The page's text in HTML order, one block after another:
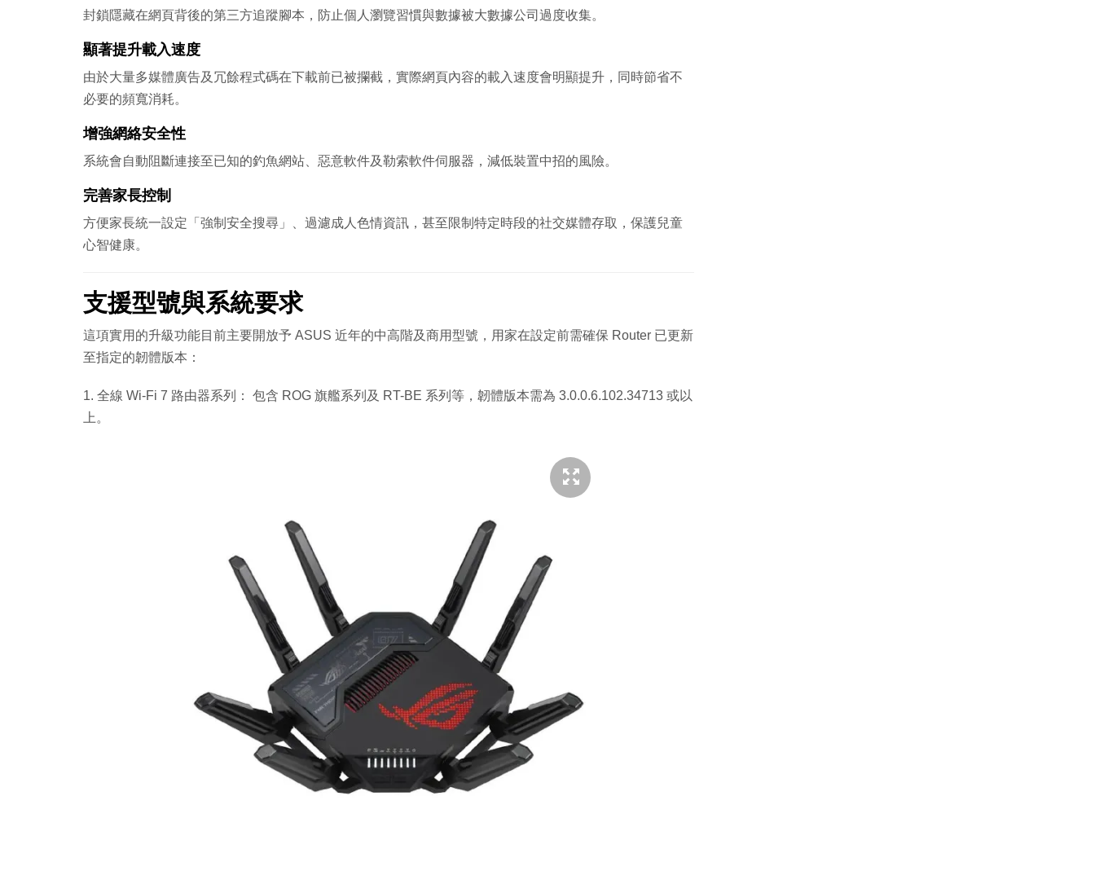
封鎖隱藏在網頁背後的第三方追蹤腳本，防止個人瀏覽習慣與數據被大數據公司過度收集。
顯著提升載入速度
由於大量多媒體廣告及冗餘程式碼在下載前已被攔截，實際網頁內容的載入速度會明顯提升，同時節省不
必要的頻寬消耗。
增強網絡安全性
系統會自動阻斷連接至已知的釣魚網站、惡意軟件及勒索軟件伺服器，減低裝置中招的風險。
完善家長控制
方便家長統一設定「強制安全搜尋」、過濾成人色情資訊，甚至限制特定時段的社交媒體存取，保護兒童
心智健康。
支援型號與系統要求
這項實用的升級功能目前主要開放予 ASUS 近年的中高階及商用型號，用家在設定前需確保 Router 已更新
至指定的韌體版本：
1. 全線 Wi-Fi 7 路由器系列： 包含 ROG 旗艦系列及 RT-BE 系列等，韌體版本需為 3.0.0.6.102.34713 或以
上。